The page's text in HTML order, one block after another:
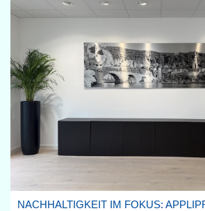
NACHHALTIGKEIT IM FOKUS: